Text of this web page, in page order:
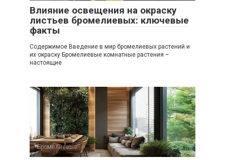
Влияние освещения на окраску
листьев бромелиевых: ключевые
факты
Содержимое Введение в мир бромелиевых растений и
их окраску Бромелиевые комнатные растения –
настоящие
Бромелиевые 0